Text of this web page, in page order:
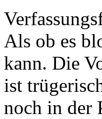
Als ob es
kann. Die
ist
noch in der